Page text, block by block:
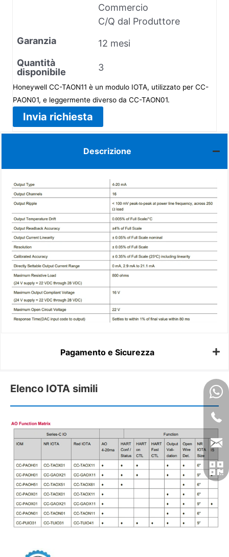
Commercio
C/Q dal Produttore
Garanzia
12 mesi
Quantità
disponibile
3
Honeywell CC-TAON11 è un modulo IOTA, utilizzato per CC-
PAON01, e leggermente diverso da CC-TAON01.
Invia richiesta
Descrizione
Pagamento e Sicurezza
Elenco IOTA simili